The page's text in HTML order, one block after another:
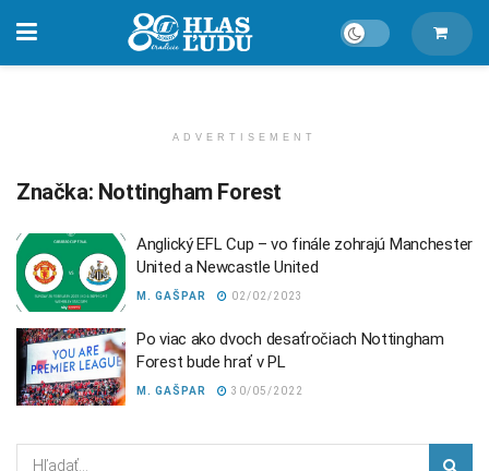
ADVERTISEMENT
Značka: Nottingham Forest
Anglický EFL Cup – vo finále zohrajú Manchester
United a Newcastle United
M. GAŠPAR 02/02/2023
Po viac ako dvoch desaťročiach Nottingham
Forest bude hrať v PL
M. GAŠPAR 30/05/2022